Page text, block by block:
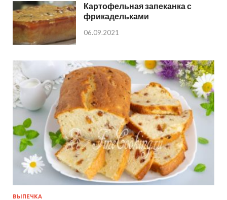
Картофельная запеканка с
фрикадельками
06.09.2021
ВЫПЕЧКА